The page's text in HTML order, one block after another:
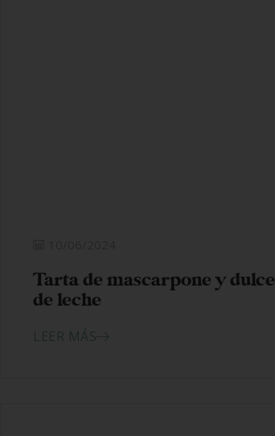
Tarta de mascarpone y dulce
de leche
LEER MÁS